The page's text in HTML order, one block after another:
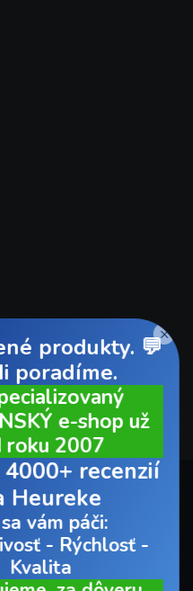
. Všetky práva vyhradené.
Shoptet
×
produkty. 💬
poradíme.
e-shop už
roku 2007
4000+ recenzií
Heureke
vám páči:
- Rýchlosť -
Kvalita